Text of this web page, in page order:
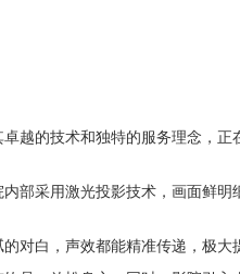
越的技术和独特的服务理念，正
部采用激光投影技术，画面鲜明
对白，声效都能精准传递，极大